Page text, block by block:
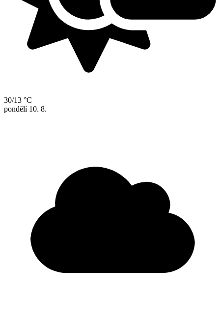
30/13 °C
pondělí 10. 8.